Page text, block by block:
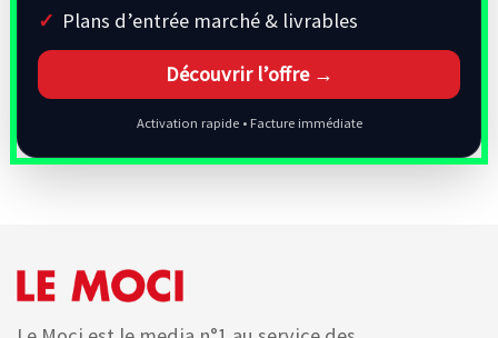
Plans d’entrée marché & livrables
Découvrir l’offre →
Activation rapide • Facture immédiate